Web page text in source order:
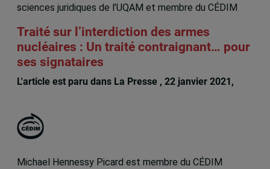
sciences juridiques de l’UQAM et membre du CÉDIM
Traité sur l’interdiction des armes
nucléaires : Un traité contraignant… pour
ses signataires
L'article est paru dans La Presse , 22 janvier 2021,
Michael Hennessy Picard est membre du CÉDIM